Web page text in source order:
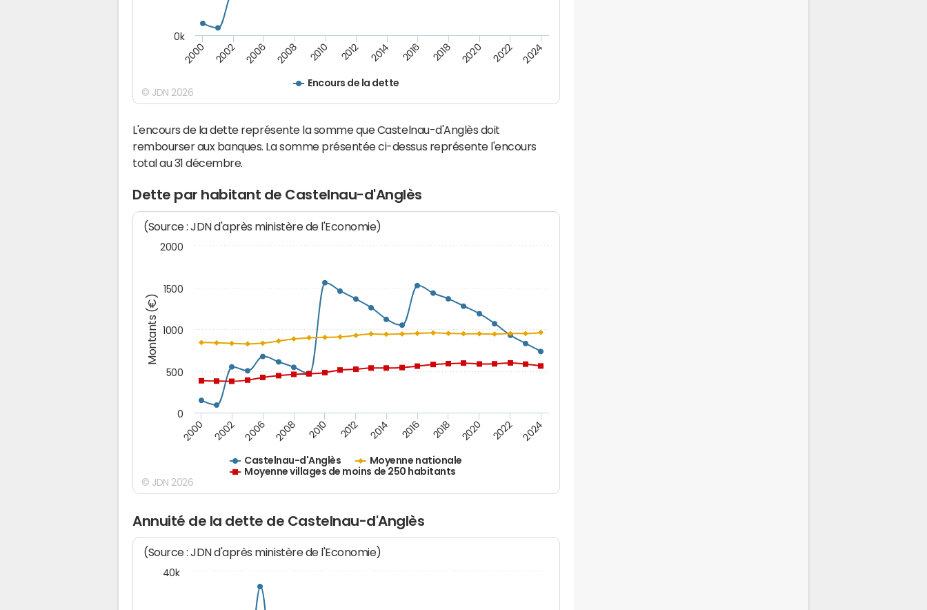
Encours de la dette
2000 2002 2006 2008 2010 2012 2014 2016 2018 2020 2022 2024
0k
© JDN 2026
L'encours de la dette représente la somme que Castelnau-d'Anglès doit
rembourser aux banques. La somme présentée ci-dessus représente l'encours
total au 31 décembre.
Dette par habitant de Castelnau-d'Anglès
Montants (€)
(Source : JDN d'après ministère de l'Economie)
Castelnau-d'Anglès
Moyenne nationale
Moyenne villages de moins de 250 habitants
2000 2002 2006 2008 2010 2012 2014 2016 2018 2020 2022 2024
0
500
1000
1500
2000
© JDN 2026
Annuité de la dette de Castelnau-d'Anglès
(Source : JDN d'après ministère de l'Economie)
40k